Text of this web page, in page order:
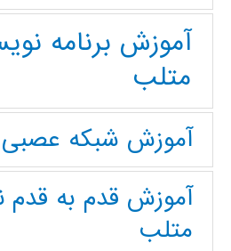
آموزش برنامه
متلب
آموزش شبکه عصبی
آموزش قدم به قدم
متلب